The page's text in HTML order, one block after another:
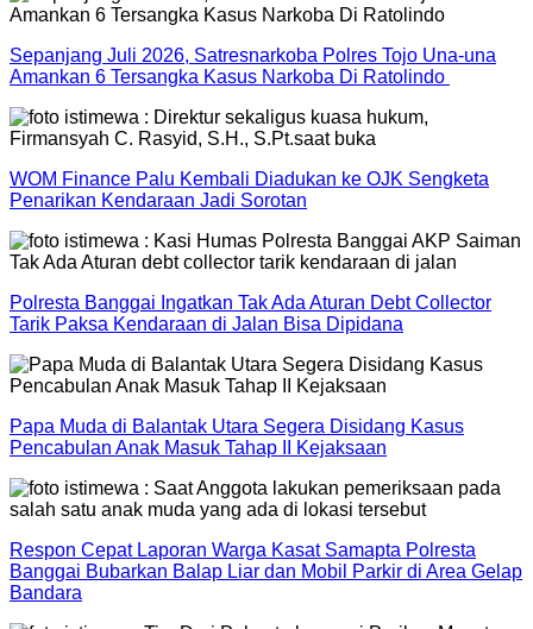
Sepanjang Juli 2026, Satresnarkoba Polres Tojo Una-una
Amankan 6 Tersangka Kasus Narkoba Di Ratolindo
WOM Finance Palu Kembali Diadukan ke OJK Sengketa
Penarikan Kendaraan Jadi Sorotan
Polresta Banggai Ingatkan Tak Ada Aturan Debt Collector
Tarik Paksa Kendaraan di Jalan Bisa Dipidana
Papa Muda di Balantak Utara Segera Disidang Kasus
Pencabulan Anak Masuk Tahap II Kejaksaan
Respon Cepat Laporan Warga Kasat Samapta Polresta
Banggai Bubarkan Balap Liar dan Mobil Parkir di Area Gelap
Bandara